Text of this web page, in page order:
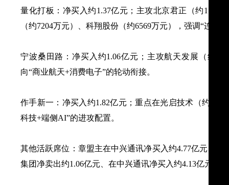
量化打板：净买入约1.37亿元；主攻北京君正（约1.05
（约7204万元）、科翔股份（约6569万元），强调“连板
宁波桑田路：净买入约1.06亿元；主攻航天发展（约
向“商业航天+消费电子”的轮动衔接。
作手新一：净买入约1.82亿元；重点在光启技术（约
科技+端侧AI”的进攻配置。
其他活跃席位：章盟主在中兴通讯净买入约4.77亿元、鹏
集团净卖出约1.06亿元、在中兴通讯净买入约4.13亿元，